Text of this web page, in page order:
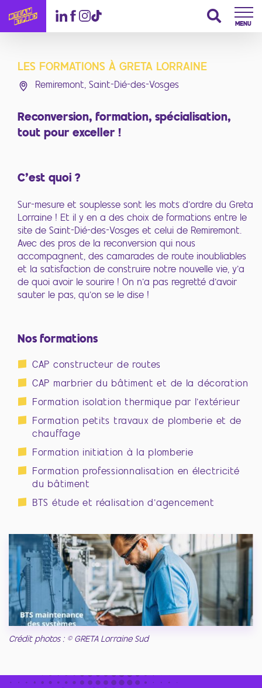
MENU
LES FORMATIONS À GRETA LORRAINE
Remiremont, Saint-Dié-des-Vosges
Reconversion, formation, spécialisation,
tout pour exceller !
C'est quoi ?
Sur-mesure et souplesse sont les mots d’ordre du Greta
Lorraine ! Et il y en a des choix de formations entre le
site de Saint-Dié-des-Vosges et celui de Remiremont.
Avec des pros de la reconversion qui nous
accompagnent, des camarades de route inoubliables
et la satisfaction de construire notre nouvelle vie, y’a
de quoi avoir le sourire ! On n’a pas regretté d’avoir
sauter le pas, qu’on se le dise !
Nos formations
CAP constructeur de routes
CAP marbrier du bâtiment et de la décoration
Formation isolation thermique par l’extérieur
Formation petits travaux de plomberie et de
chauffage
Formation initiation à la plomberie
Formation professionnalisation en électricité
du bâtiment
BTS étude et réalisation d’agencement
Crédit photos : © GRETA Lorraine Sud